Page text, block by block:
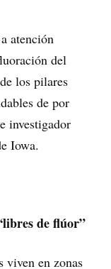
atención
del
los pilares
de por
investigador
Iowa.
de flúor”
viven en zonas